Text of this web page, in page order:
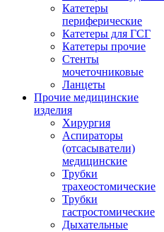
Катетеры
периферические
Катетеры для ГСГ
Катетеры прочие
Стенты
мочеточниковые
Ланцеты
Прочие медицинские
изделия
Хирургия
Аспираторы
(отсасыватели)
медицинские
Трубки
трахеостомические
Трубки
гастростомические
Дыхательные